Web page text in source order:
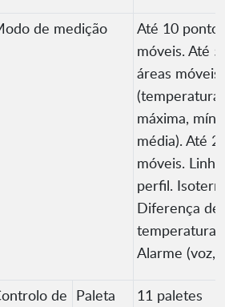
de medição
Até 10 pontos
móveis. Até 5
áreas móveis
(temperatura
máxima,
média). Até 2
móveis.
perfil.
Diferença de
temperatura.
Alarme (voz,
de Paleta
11 paletes